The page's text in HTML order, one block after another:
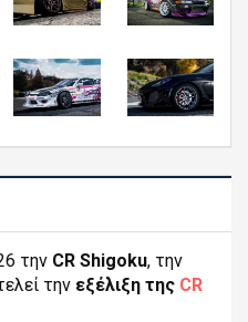
την CR Shigoku, την
την εξέλιξη της CR